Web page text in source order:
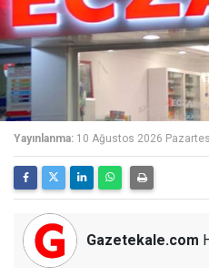
Yayınlanma: 10 Ağustos 2026
Gazetekale.com